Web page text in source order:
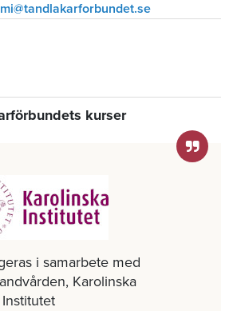
kurser
i samarbete med
Karolinska
Institutet